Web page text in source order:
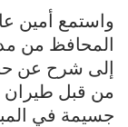
واستمع أمين
المحافظ من
إلى شرح عن
من قبل طيران
جسيمة في